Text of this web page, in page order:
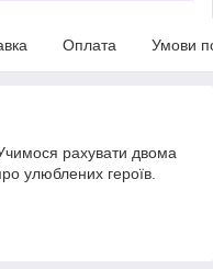
Оплата Умови
рахувати двома
улюблених героїв.